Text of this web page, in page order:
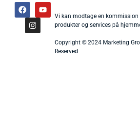
Vi kan modtage en
produkter og services på
Copyright © 2024 Marketing
Reserved